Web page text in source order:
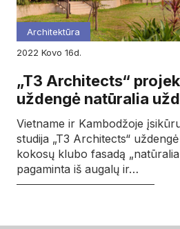
Architektūra
2022
kovo 16d.
„T3 Architects“
uždengė natūralia
Vietname ir Kambodžoje
studija „T3 Architects“
kokosų klubo fasadą
pagaminta iš augalų ir…